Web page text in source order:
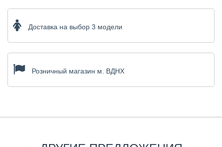
Доставка на выбор 3 модели
Розничный магазин м. ВДНХ